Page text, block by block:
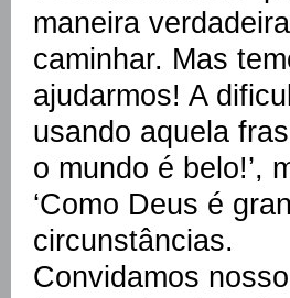
maneira
caminhar. Mas
ajudarmos! A
usando aquela
o mundo é belo!’,
‘Como Deus é
circunstâncias.
Convidamos